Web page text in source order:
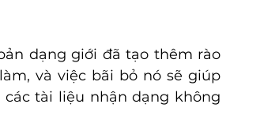
dạng giới đã tạo thêm rào
và việc bãi bỏ nó sẽ giúp
tài liệu nhận dạng không